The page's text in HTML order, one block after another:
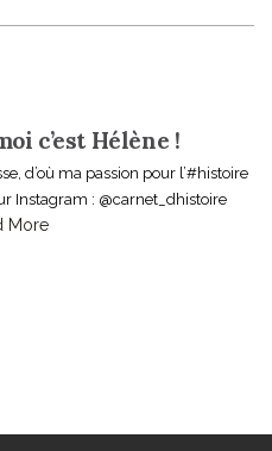
c’est Hélène !
d’où ma passion pour l’#histoire
Instagram : @carnet_dhistoire
More